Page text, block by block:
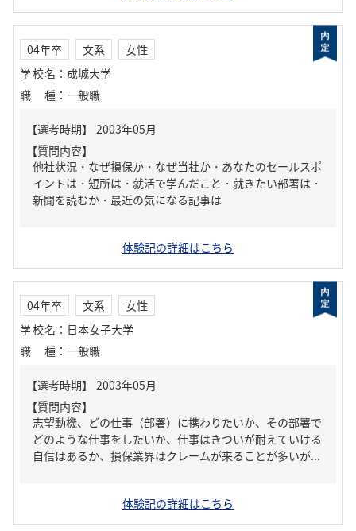
04年卒 文系
女性
学校名 ： 成城大学
職種 ： 一般職
【質問内容】
他社状況・なぜ損保か・なぜ当社か・あなたのセールスポ
イントは・短所は・就活で学んだこと・就きたい部署は・
新聞を読むか・最近の気になる記事は
体験記の詳細はこちら
04年卒 文系
女性
学校名 ： 日本女子大学
職種 ： 一般職
【質問内容】
志望動機、どの仕事（部署）に携わりたいか、その部署で
どのような仕事をしたいか、仕事はきついが耐えていける
自信はあるか、損保業界はクレームが来ることが多いが...
体験記の詳細はこちら